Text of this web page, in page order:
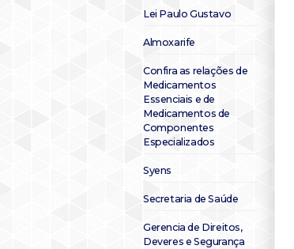
Lei Paulo Gustavo
Almoxarife
Confira as relações de
Medicamentos
Essenciais e de
Medicamentos de
Componentes
Especializados
Syens
Secretaria de Saúde
Gerencia de Direitos,
Deveres e Segurança